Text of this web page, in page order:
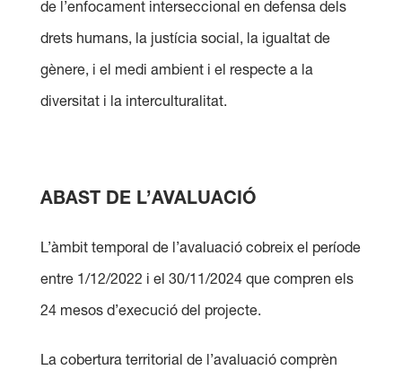
de l’enfocament interseccional en defensa dels
drets humans, la justícia social, la igualtat de
gènere, i el medi ambient i el respecte a la
diversitat i la interculturalitat.
ABAST DE L’AVALUACIÓ
L’àmbit temporal de l’avaluació cobreix el període
entre 1/12/2022 i el 30/11/2024 que compren els
24 mesos d’execució del projecte.
La cobertura territorial de l’avaluació comprèn